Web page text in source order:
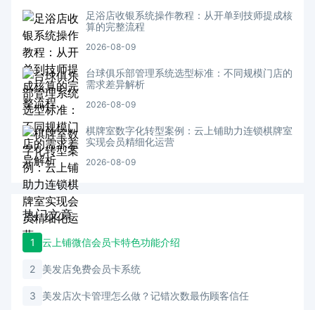
足浴店收银系统操作教程：从开单到技师提成核
算的完整流程
2026-08-09
台球俱乐部管理系统选型标准：不同规模门店的
需求差异解析
2026-08-09
棋牌室数字化转型案例：云上铺助力连锁棋牌室
实现会员精细化运营
2026-08-09
热门文章
1 云上铺微信会员卡特色功能介绍
2 美发店免费会员卡系统
3 美发店次卡管理怎么做？记错次数最伤顾客信任